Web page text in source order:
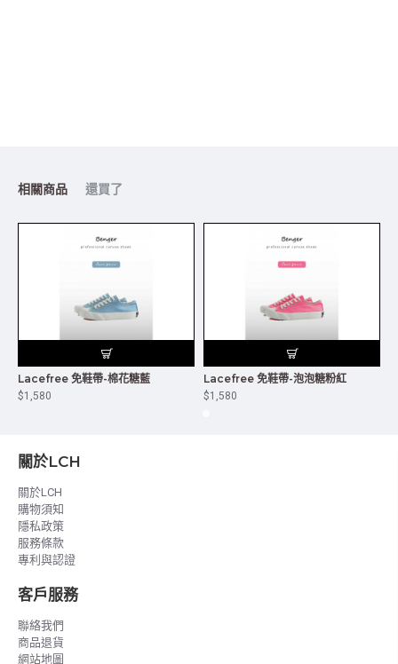
相關商品 還買了
Lacefree 免鞋帶-棉花糖藍
$1,580
Lacefree 免鞋帶-泡泡糖粉紅
$1,580
關於LCH
關於LCH
購物須知
隱私政策
服務條款
專利與認證
客戶服務
聯絡我們
商品退貨
網站地圖